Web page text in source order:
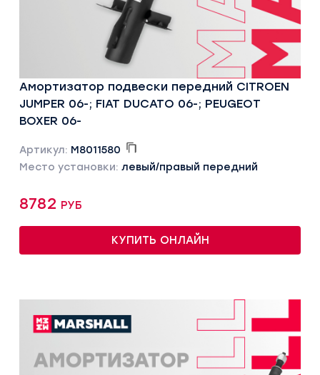
Амортизатор подвески передний CITROEN
JUMPER 06-; FIAT DUCATO 06-; PEUGEOT
BOXER 06-
Артикул: M8011580
Место установки: левый/правый передний
8782 руб
КУПИТЬ ОНЛАЙН